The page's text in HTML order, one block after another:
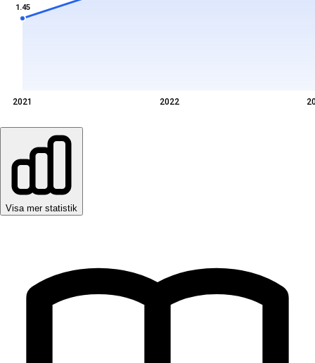
1.45
2021 2022
Visa mer statistik